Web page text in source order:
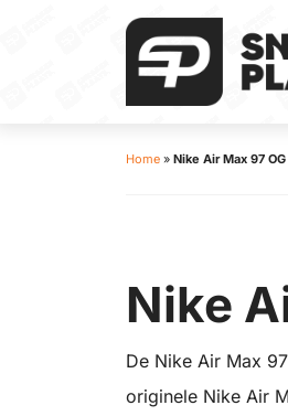
Home » Nike Air Max 97
Nike
De Nike Air Max
originele Nike Air